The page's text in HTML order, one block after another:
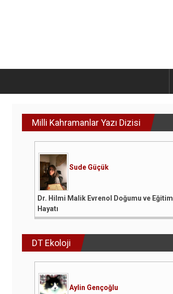
Milli Kahramanlar Yazı Dizisi
Sude Güçük
Dr. Hilmi Malik Evrenol Doğumu ve Eğitim
Hayatı
DT Ekoloji
Aylin Gençoğlu